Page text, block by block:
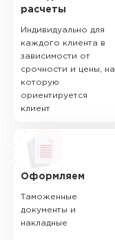
расчеты
Индивидуально для
каждого клиента в
зависимости от
срочности и цены, на
которую
ориентируется
клиент
Оформляем
Таможенные
документы и
накладные